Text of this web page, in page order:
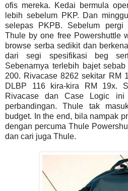
ofis mereka. Kedai bermula
lebih sebelum PKP. Dan
selepas PKPB. Sebelum pergi
Thule by one free Powershuttle
browse serba sedikit dan
dari segi spesifikasi beg
Sebenarnya terlebih bajet
200. Rivacase 8262 sekitar RM
DLBP 116 kira-kira RM 19x.
Rivacase dan Case Logic ini
perbandingan. Thule tak
budget. In the end, bila nampak
dengan percuma Thule
dan cari juga Thule.